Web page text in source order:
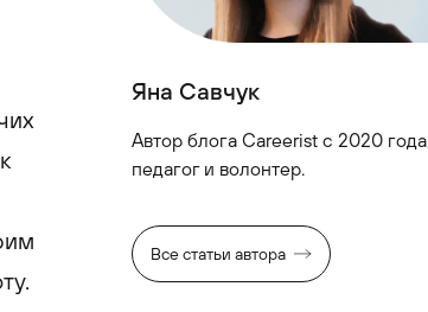
Яна Савчук
Автор блога Careerist с 2020 года,
педагог и волонтер.
Все статьи автора